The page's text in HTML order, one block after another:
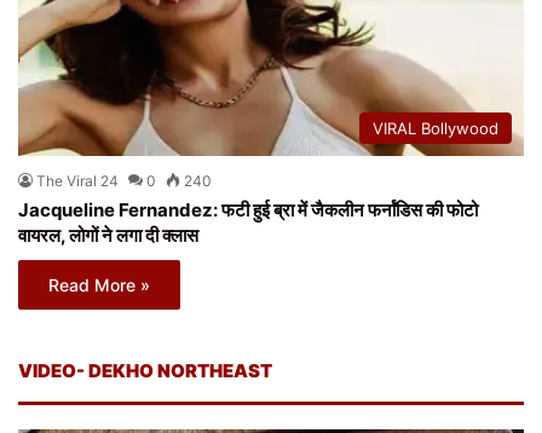
VIRAL Bollywood
The Viral 24 0 240
Jacqueline Fernandez: फटी हुई ब्रा में जैकलीन फर्नांडिस की फोटो
वायरल, लोगों ने लगा दी क्लास
Read More »
VIDEO- DEKHO NORTHEAST